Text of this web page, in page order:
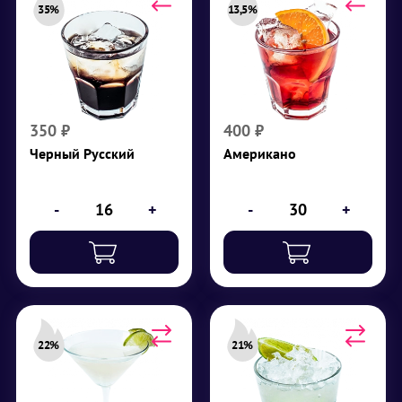
35%
350 ₽
Черный Русский
- +
Черный Русский
мл
Крепость 35%
Водка, кофейный
ликер, лед в кубиках
13,5%
400 ₽
Американо
- +
Американо
мл
Крепость 13,5%
Кампари, красный
вермут, содовая, лед в
22%
Дайкири
21%
Кайпиринья
мл